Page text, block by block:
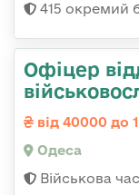
415 окремий
Офіцер
від 40000 до
Одеса
Військова